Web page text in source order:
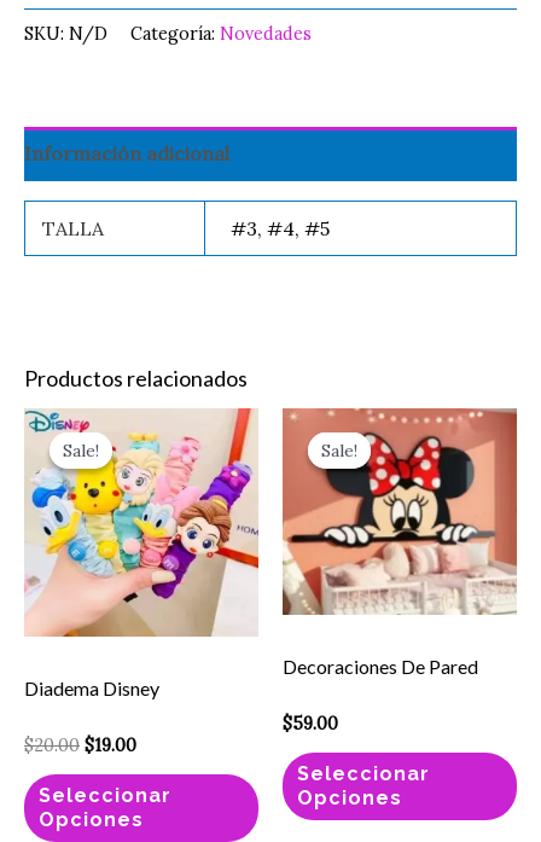
SKU: N/D Categoría: Novedades
Información adicional
TALLA #3, #4, #5
Productos relacionados
Sale!
Sale!
Diadema Disney
$20.00
Original
price
was:
$20.00.
$19.00
price
is:
$19.00.
Seleccionar
Opciones
Este
producto
múltiples
variantes.
Las
opciones
elegir
la
Sale!
Sale!
Decoraciones De Pared
$59.00
Seleccionar
Opciones
en